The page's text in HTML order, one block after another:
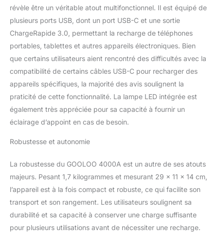
révèle être un véritable atout multifonctionnel. Il est équipé de
plusieurs ports USB, dont un port USB-C et une sortie
ChargeRapide 3.0, permettant la recharge de téléphones
portables, tablettes et autres appareils électroniques. Bien
que certains utilisateurs aient rencontré des difficultés avec la
compatibilité de certains câbles USB-C pour recharger des
appareils spécifiques, la majorité des avis soulignent la
praticité de cette fonctionnalité. La lampe LED intégrée est
également très appréciée pour sa capacité à fournir un
éclairage d’appoint en cas de besoin.
Robustesse et autonomie
La robustesse du GOOLOO 4000A est un autre de ses atouts
majeurs. Pesant 1,7 kilogrammes et mesurant 29 x 11 x 14 cm,
l’appareil est à la fois compact et robuste, ce qui facilite son
transport et son rangement. Les utilisateurs soulignent sa
durabilité et sa capacité à conserver une charge suffisante
pour plusieurs utilisations avant de nécessiter une recharge.